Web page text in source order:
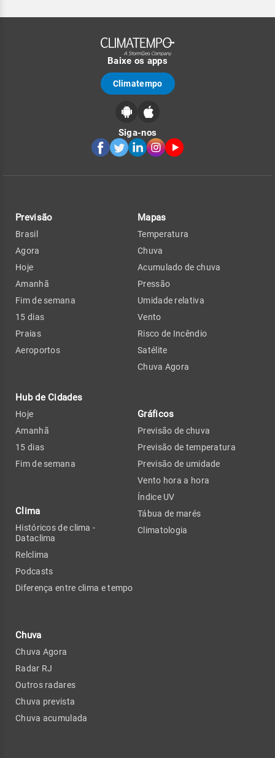
Baixe os apps
Climatempo
Siga-nos
Previsão
Brasil
Agora
Hoje
Amanhã
Fim de semana
15 dias
Praias
Aeroportos
Hub de Cidades
Hoje
Amanhã
15 dias
Fim de semana
Clima
Históricos de clima -
Dataclima
Relclima
Podcasts
Diferença entre clima e tempo
Chuva
Chuva Agora
Radar RJ
Outros radares
Chuva prevista
Chuva acumulada
Mapas
Temperatura
Chuva
Acumulado de chuva
Pressão
Umidade relativa
Vento
Risco de Incêndio
Satélite
Chuva Agora
Gráficos
Previsão de chuva
Previsão de temperatura
Previsão de umidade
Vento hora a hora
Índice UV
Tábua de marés
Climatologia